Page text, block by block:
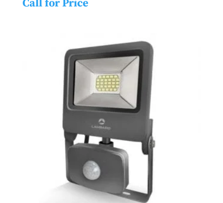
Call for Price